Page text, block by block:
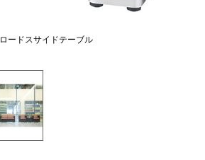
ロードスサイドテーブル